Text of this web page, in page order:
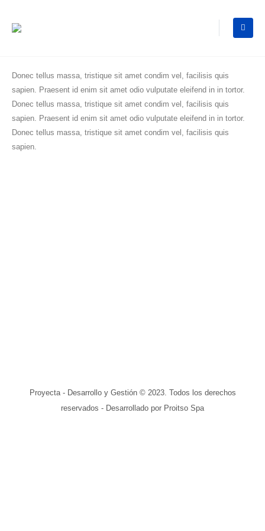
Donec tellus massa, tristique sit amet condim vel, facilisis quis
sapien. Praesent id enim sit amet odio vulputate eleifend in in tortor.
Donec tellus massa, tristique sit amet condim vel, facilisis quis
sapien. Praesent id enim sit amet odio vulputate eleifend in in tortor.
Donec tellus massa, tristique sit amet condim vel, facilisis quis
sapien.
Proyecta - Desarrollo y Gestión © 2023. Todos los derechos
reservados - Desarrollado por Proitso Spa